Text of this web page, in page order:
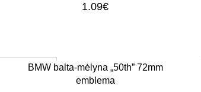
1.09€
1–3 d. d.
Į KREPŠELĮBMW balta-mėlyna „50th” 72mm
emblema